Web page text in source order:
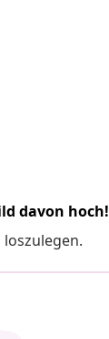
davon hoch!